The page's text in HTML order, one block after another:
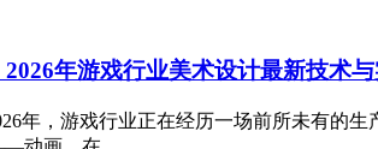
年游戏行业美术设计最新技术与
年，游戏行业正在经历一场前所未有的